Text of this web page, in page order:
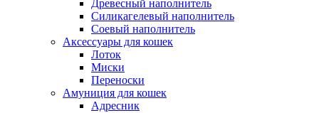
Древесный наполнитель
Силикагелевый наполнитель
Соевый наполнитель
Аксессуары для кошек
Лоток
Миски
Переноски
Амуниция для кошек
Адресник